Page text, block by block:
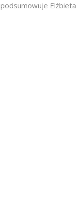
podsumowuje